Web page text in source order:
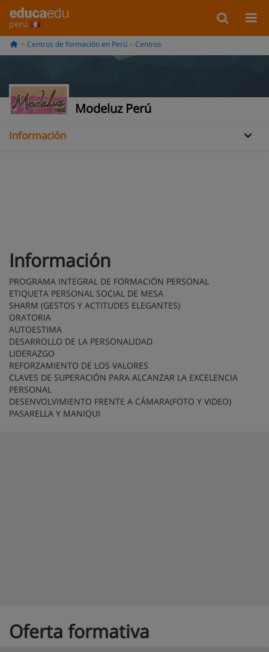
perú
Centros de formación en Perú Centros
Modeluz Perú
Información
Información
PROGRAMA INTEGRAL DE FORMACIÓN PERSONAL
ETIQUETA PERSONAL SOCIAL DE MESA
SHARM (GESTOS Y ACTITUDES ELEGANTES)
ORATORIA
AUTOESTIMA
DESARROLLO DE LA PERSONALIDAD
LIDERAZGO
REFORZAMIENTO DE LOS VALORES
CLAVES DE SUPERACIÓN PARA ALCANZAR LA EXCELENCIA
PERSONAL
DESENVOLVIMIENTO FRENTE A CÁMARA(FOTO Y VIDEO)
PASARELLA Y MANIQUI
Oferta formativa